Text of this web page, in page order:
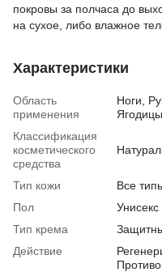
покровы за полчаса до
на сухое, либо влажное
Характеристики
Область
применения
Ноги,
Классификация
косметического
средства
Тип кожи
Все
Пол
Унисекс
Тип крема
Действие